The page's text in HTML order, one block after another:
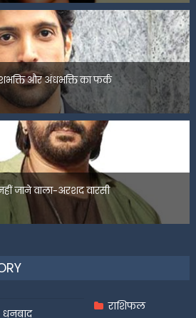
और अंधभक्ति का फर्क
जाने वाला-अरशद वारसी
धनबाद
राशिफल